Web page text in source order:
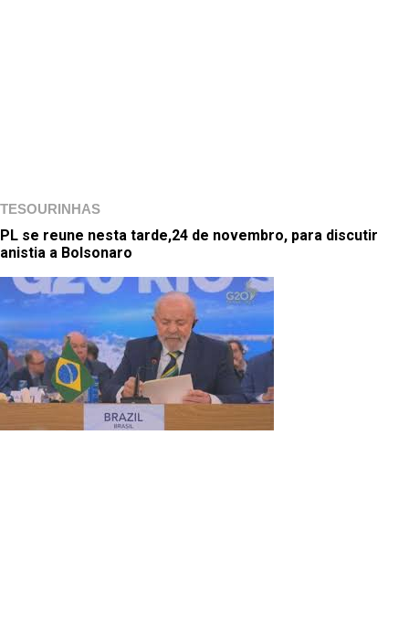
TESOURINHAS
PL se reune nesta tarde,24 de novembro, para discutir
anistia a Bolsonaro